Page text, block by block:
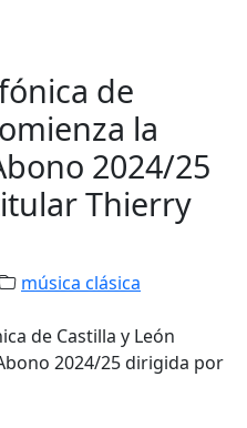
de
la
2024/25
Thierry
música clásica